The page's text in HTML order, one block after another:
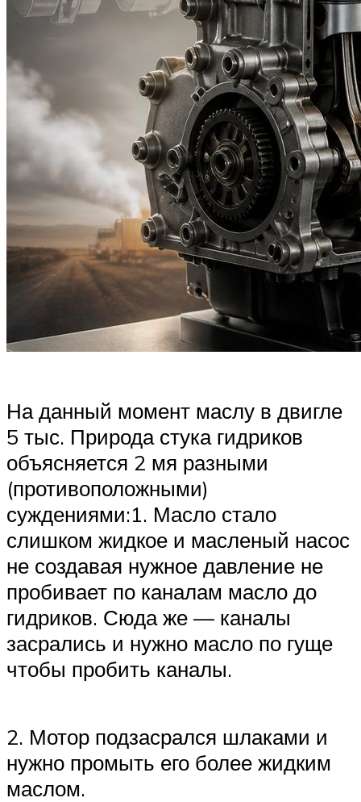
На данный момент маслу в двигле
5 тыс. Природа стука гидриков
объясняется 2 мя разными
(противоположными)
суждениями:1. Масло стало
слишком жидкое и масленый насос
не создавая нужное давление не
пробивает по каналам масло до
гидриков. Сюда же — каналы
засрались и нужно масло по гуще
чтобы пробить каналы.
2. Мотор подзасрался шлаками и
нужно промыть его более жидким
маслом.